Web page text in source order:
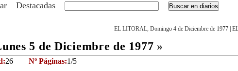
Destacadas
EL LITORAL, Domingo 4 de Diciembre de 1977
5 de Diciembre de 1977 »
26 Nº Páginas:1/5